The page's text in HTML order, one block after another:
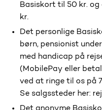
Basiskort til 50 kr.
kr.
Det personlige
børn, pensionist
med handicap på
(MobilePay eller
ved at ringe til os på
Se salgssteder her: